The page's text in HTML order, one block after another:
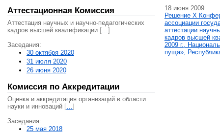
Аттестационная Комиссия
Аттестация научных и научно-педагогических
кадров высшей квалификации […]
Заседания:
30 октября 2020
31 июля 2020
26 июня 2020
Комиссия по Аккредитации
Оценка и аккредитация организаций в области
науки и инноваций […]
Заседания:
25 мая 2018
18 июня 2009
Решение X
ассоциации
аттестации
кадров высшей
2009 г.,
пуща»,